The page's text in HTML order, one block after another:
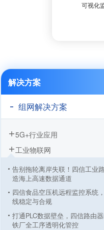
可视化
解决方案
组网解决方案
5G+行业应用
工业物联网
告别拖轮离岸失联！四信工业
造海上高速数据通道
四信食品空压机远程监控系统
线稳定与合规
打通PLC数据壁垒，四信路由
铁厂全工序透明化管控